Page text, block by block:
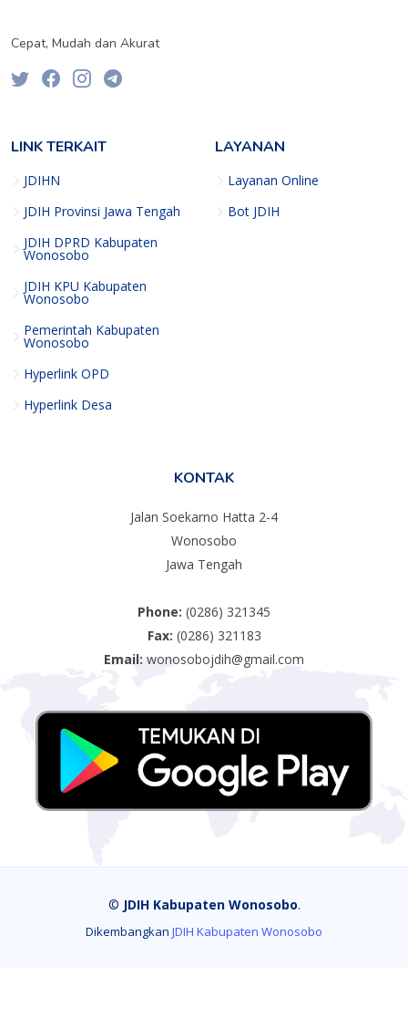
Cepat, Mudah dan Akurat
LINK TERKAIT
JDIHN
JDIH Provinsi Jawa Tengah
JDIH DPRD Kabupaten
Wonosobo
JDIH KPU Kabupaten
Wonosobo
Pemerintah Kabupaten
Wonosobo
Hyperlink OPD
Hyperlink Desa
LAYANAN
Layanan Online
Bot JDIH
KONTAK
Jalan Soekarno Hatta 2-4
Wonosobo
Jawa Tengah
Phone: (0286) 321345
Fax: (0286) 321183
Email: wonosobojdih@gmail.com
© JDIH Kabupaten Wonosobo.
Dikembangkan JDIH Kabupaten Wonosobo